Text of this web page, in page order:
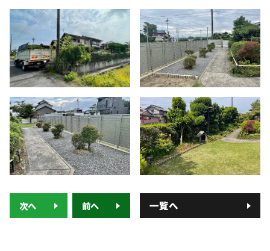
■ 庭がある暮らし：サッカーゴールがある庭
■ 庭がある暮らし：ドッグランがある庭
■ 外構プランニング
■ 料金シミュレーション
■ 施工事例
■ お客様の声
■ 展示場について
■ お問い合わせ
次へ 前へ 一覧へ